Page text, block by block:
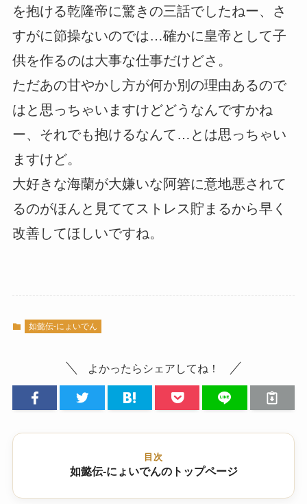
を抱ける乾隆帝に驚きの三話でしたねー、さ
すがに節操ないのでは…確かに皇帝として子
供を作るのは大事な仕事だけどさ。
ただあの甘やかし方が何か別の理由あるので
はと思っちゃいますけどどうなんですかね
ー、それでも抱けるなんて…とは思っちゃい
ますけど。
大好きな海蘭が大嫌いな阿箬に意地悪されて
るのがほんと見ててストレス貯まるから早く
改善してほしいですね。
如懿伝-にょいでん
よかったらシェアしてね！
目次
如懿伝-にょいでんのトップページ